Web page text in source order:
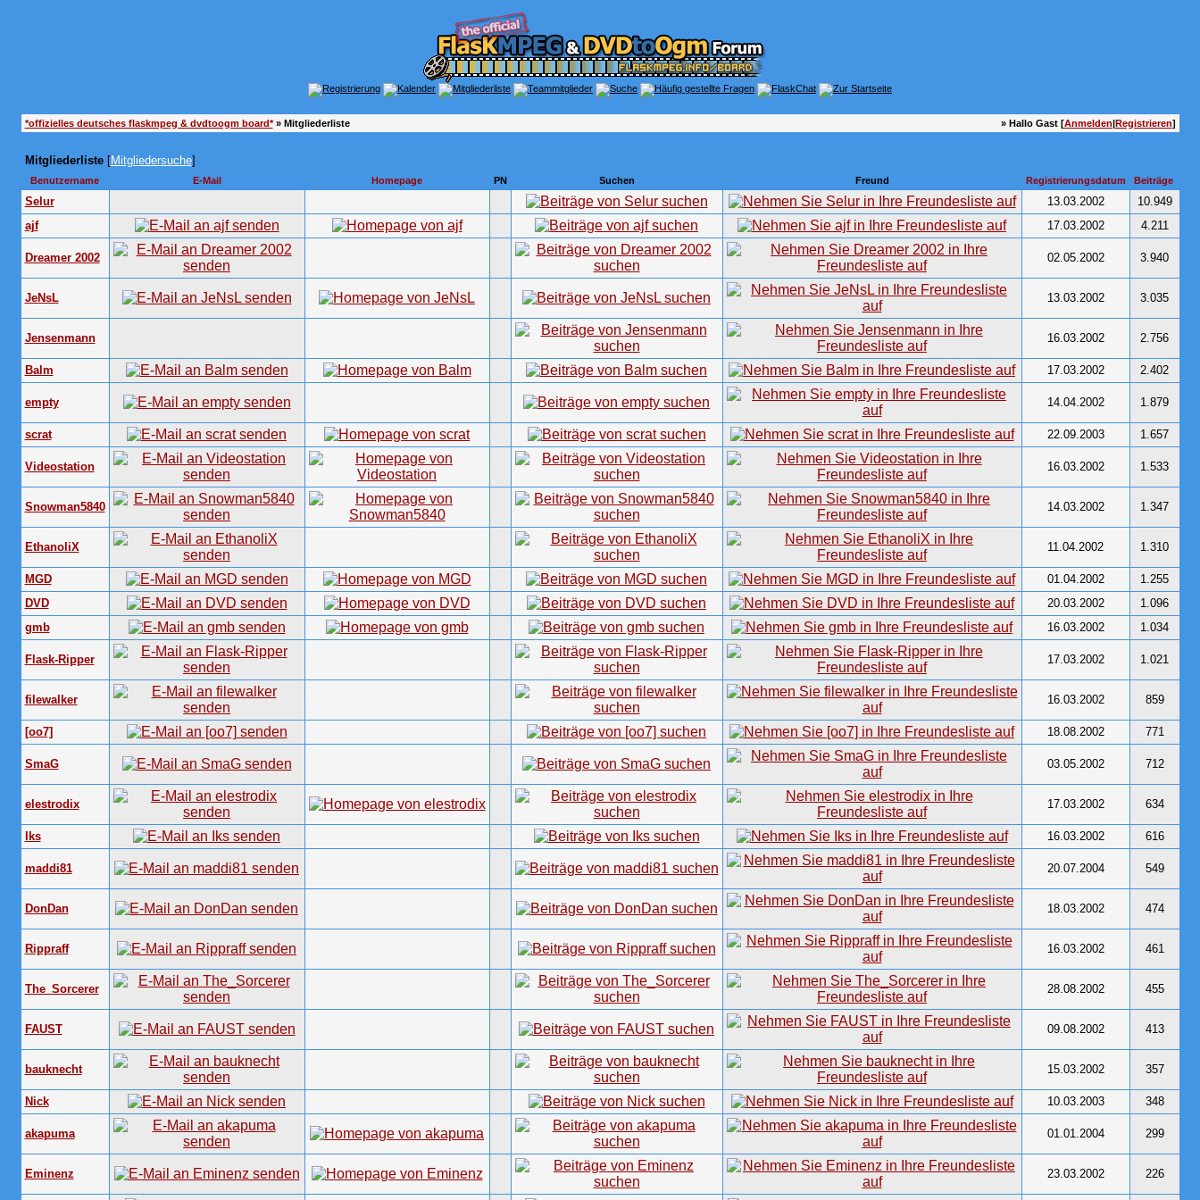
*offizielles deutsches flaskmpeg & dvdtoogm board*» Mitgliederliste » Hallo Gast [Anmelden|Registrieren]
Mitgliederliste[Mitgliedersuche]
Benutzername E-Mail Homepage PN Suchen Freund Registrierungsdatum Beiträge
Selur 13.03.2002
10.949
ajf
17.03.2002 4.211
Dreamer 2002 02.05.2002 3.940
JeNsL 13.03.2002 3.035
Jensenmann 16.03.2002 2.756
Balm 17.03.2002 2.402
empty 14.04.2002 1.879
scrat 22.09.2003 1.657
Videostation 16.03.2002 1.533
Snowman5840 14.03.2002 1.347
EthanoliX 11.04.2002 1.310
MGD 01.04.2002
1.255
DVD
20.03.2002
1.096
gmb
16.03.2002 1.034
Flask-Ripper 17.03.2002 1.021
filewalker 16.03.2002 859
[oo7] 18.08.2002 771
SmaG 03.05.2002 712
elestrodix 17.03.2002 634
Iks 16.03.2002 616
maddi81 20.07.2004 549
DonDan 18.03.2002 474
Rippraff 16.03.2002 461
The_Sorcerer 28.08.2002 455
FAUST 09.08.2002 413
bauknecht 15.03.2002 357
Nick 10.03.2003 348
akapuma 01.01.2004 299
Eminenz 23.03.2002 226